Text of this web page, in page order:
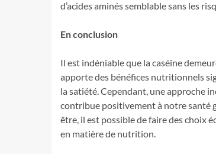
d’acides aminés semblable sans les
En conclusion
Il est indéniable que la caséine
apporte des bénéfices nutritionnels
la satiété. Cependant, une approche
contribue positivement à notre santé
être, il est possible de faire des choix
en matière de nutrition.